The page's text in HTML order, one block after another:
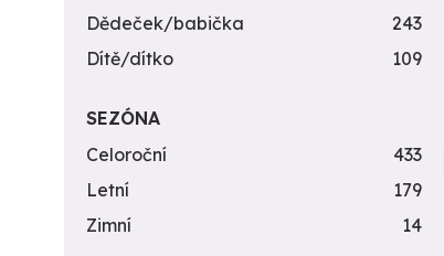
Dědeček/babička
243
Dítě/dítko
109
SEZÓNA
Celoroční
433
Letní
179
Zimní
14